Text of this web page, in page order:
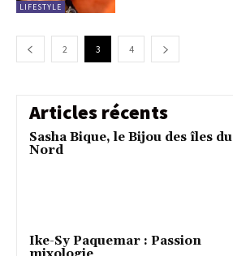
LIFESTYLE
2 3 4
Articles récents
Sasha Bique, le Bijou des îles du
Nord
Ike-Sy Paquemar : Passion